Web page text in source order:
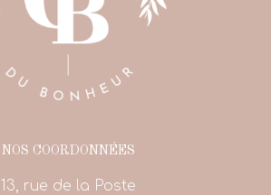
NOS COORDONNÉES
13, rue de la Poste